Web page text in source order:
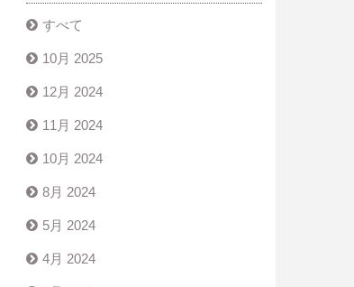
すべて
10月 2025
12月 2024
11月 2024
10月 2024
8月 2024
5月 2024
4月 2024